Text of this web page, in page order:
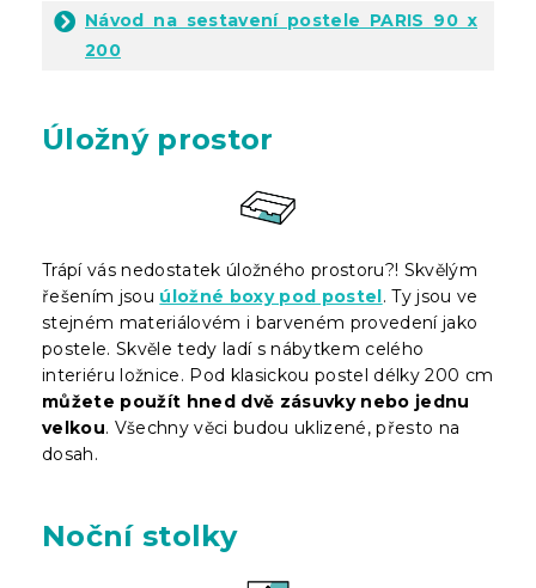
Návod na sestavení postele PARIS 90 x
200
Úložný prostor
Trápí vás nedostatek úložného prostoru?! Skvělým
řešením jsou úložné boxy pod postel. Ty jsou ve
stejném materiálovém i barveném provedení jako
postele. Skvěle tedy ladí s nábytkem celého
interiéru ložnice. Pod klasickou postel délky 200 cm
můžete použít hned dvě zásuvky nebo jednu
velkou. Všechny věci budou uklizené, přesto na
dosah.
Noční stolky